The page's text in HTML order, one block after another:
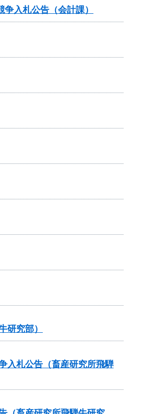
入札公告（会計課）
研究部）
入札公告（畜産研究所飛騨